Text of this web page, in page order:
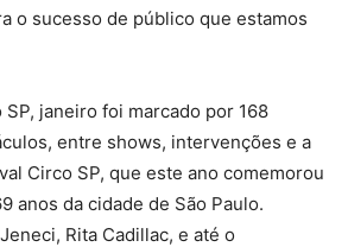
o sucesso de público que estamos
janeiro foi marcado por 168
entre shows, intervenções e a
Circo SP, que este ano comemorou
anos da cidade de São Paulo.
Rita Cadillac, e até o